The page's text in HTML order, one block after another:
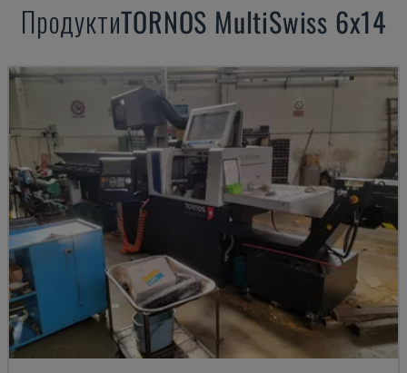
ПродуктиTORNOS MultiSwiss 6x14